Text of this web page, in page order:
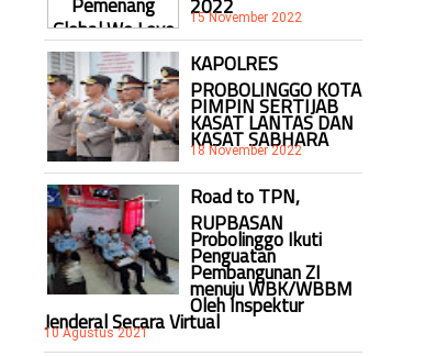
15 November 2022
KAPOLRES
PROBOLINGGO KOTA
PIMPIN SERTIJAB
KASAT LANTAS DAN
KASAT SABHARA
18 November 2022
Road to TPN,
RUPBASAN
Probolinggo Ikuti
Penguatan
Pembangunan ZI
menuju WBK/WBBM
Oleh Inspektur
Jenderal Secara Virtual
10 Agustus 2021